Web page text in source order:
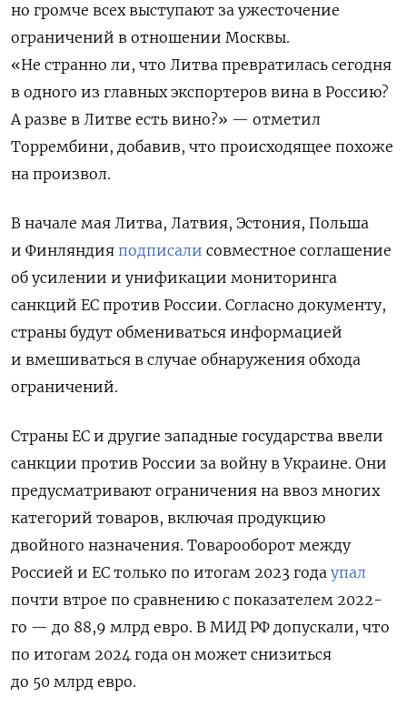
но громче всех выступают за ужесточение
ограничений в отношении Москвы.
«Не странно ли, что Литва превратилась сегодня
в одного из главных экспортеров вина в Россию?
А разве в Литве есть вино?» — отметил
Торрембини, добавив, что происходящее похоже
на произвол.
В начале мая Литва, Латвия, Эстония, Польша
и Финляндия подписали совместное соглашение
об усилении и унификации мониторинга
санкций ЕС против России. Согласно документу,
страны будут обмениваться информацией
и вмешиваться в случае обнаружения обхода
ограничений.
Страны ЕС и другие западные государства ввели
санкции против России за войну в Украине. Они
предусматривают ограничения на ввоз многих
категорий товаров, включая продукцию
двойного назначения. Товарооборот между
Россией и ЕС только по итогам 2023 года упал
почти втрое по сравнению с показателем 2022-
го — до 88,9 млрд евро. В МИД РФ допускали, что
по итогам 2024 года он может снизиться
до 50 млрд евро.